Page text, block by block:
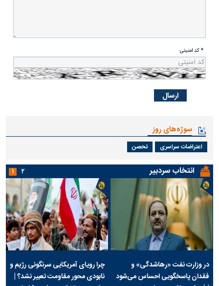
* کد امنیتی
سوژه‌های روز
اعتراضات سراسری تحصن
انتخاب سردبیر
در وزارت نفت «رهاشدگی» و
فقدان پاسخگویی احساس می‌شود
چرا رویای آمریکایی سرنگونی رژیم و
نابودی محور مقاومت تعبیر نشد؟ |
۱ ۲